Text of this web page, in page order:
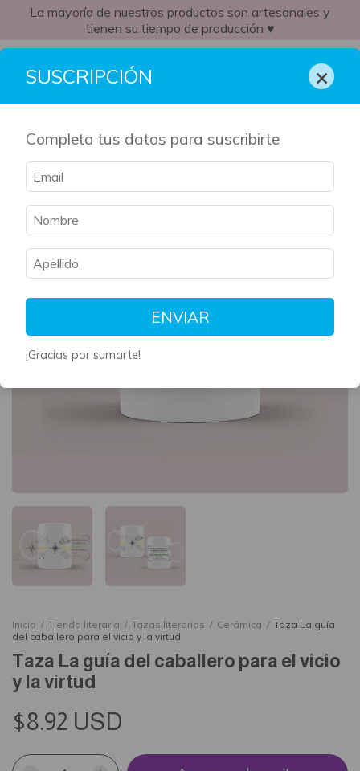
La mayoría de nuestros productos son artesanales y
tienen su tiempo de producción ♥
Inicio / Tienda literaria / Tazas literarias / Cerámica / Taza La guía
del caballero para el vicio y la virtud
Taza La guía del caballero para el vicio
y la virtud
$8.92 USD
SUSCRIPCIÓN ×
Completa tus datos para suscribirte
ENVIAR
¡Gracias por sumarte!